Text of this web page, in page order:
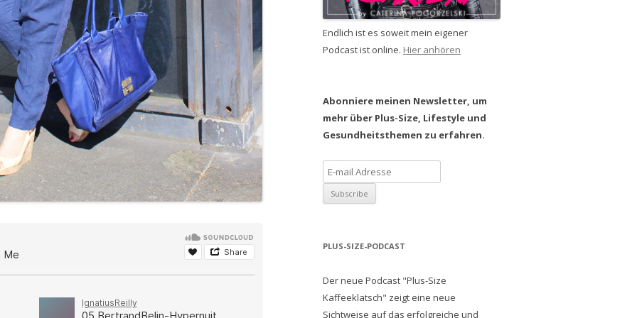
Endlich ist es soweit mein eigener
Podcast ist online. Hier anhören
Abonniere meinen Newsletter, um
mehr über Plus-Size, Lifestyle und
Gesundheitsthemen zu erfahren.
PLUS-SIZE-PODCAST
Der neue Podcast "Plus-Size
Kaffeeklatsch" zeigt eine neue
Sichtweise auf das erfolgreiche und